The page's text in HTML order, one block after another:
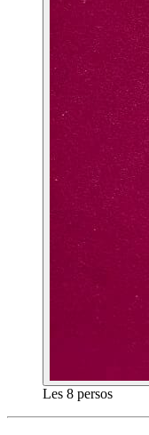
Les 8 persos